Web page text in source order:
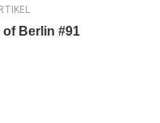
Berlin #91